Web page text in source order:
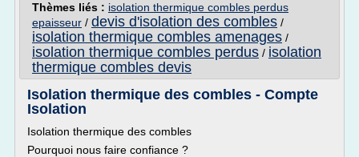
Thèmes liés : isolation thermique combles perdus
epaisseur / devis d'isolation des combles /
isolation thermique combles amenages /
isolation thermique combles perdus / isolation
thermique combles devis
Isolation thermique des combles - Compte
Isolation
Isolation thermique des combles
Pourquoi nous faire confiance ?